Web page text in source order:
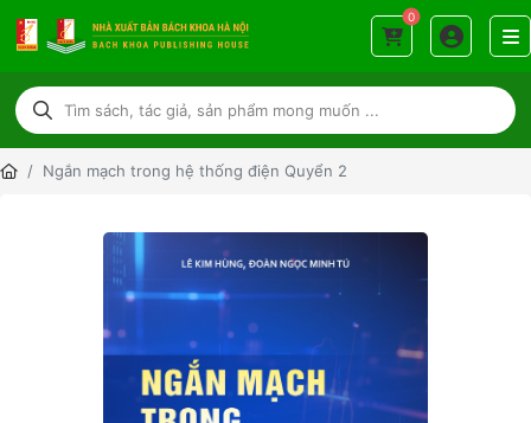
0
Ngắn mạch trong hệ thống điện Quyển 2